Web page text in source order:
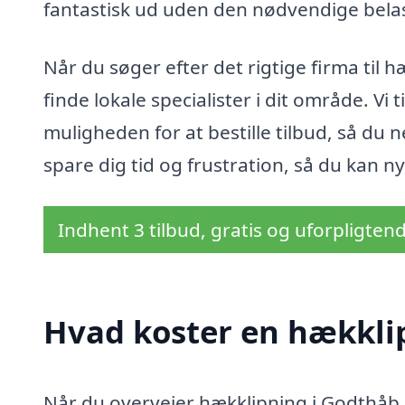
fantastisk ud uden den nødvendige
Når du søger efter det rigtige firma til
finde lokale specialister i dit område. Vi
muligheden for at bestille tilbud, så du
spare dig tid og frustration, så du kan
Indhent 3 tilbud, gratis og
Hvad koster en